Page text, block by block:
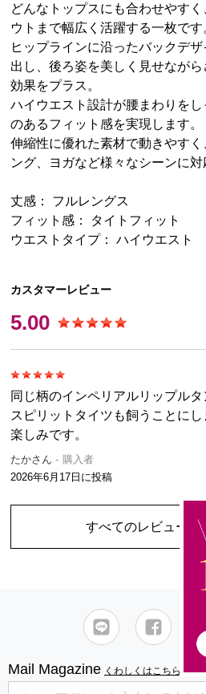
どんなトップスにも合わせやす
ウトまで幅広く活躍する一枚です
ヒップラインに沿ったバックデ
出し、後ろ姿を美しく見せなが
効果をプラス。
ハイウエスト設計が腰まわりを
のあるフィット感を実現します。
伸縮性に優れた素材で動きやす
ング、ヨガなど様々なシーンに対
丈感： フルレングス
フィット感： タイトフィット
ウエストタイプ： ハイウエスト
カスタマーレビュー
5.00
同じ柄のインペリアルリップルタ
スピリットタイツも飼うことに
楽しみです。
たかさん
購入者
2026年6月17日 に投稿
すべてのレビューを
Mail Magazine くわしくはこちら